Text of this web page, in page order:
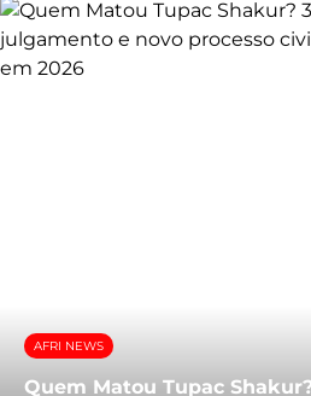
AFRI NEWS
Quem Matou Tupac